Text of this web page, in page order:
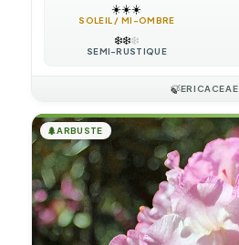
☀️☀️☀️
SOLEIL / MI-OMBRE
❄️❄️❄️
SEMI-RUSTIQUE
🍃ERICACEAE
🌲ARBUSTE